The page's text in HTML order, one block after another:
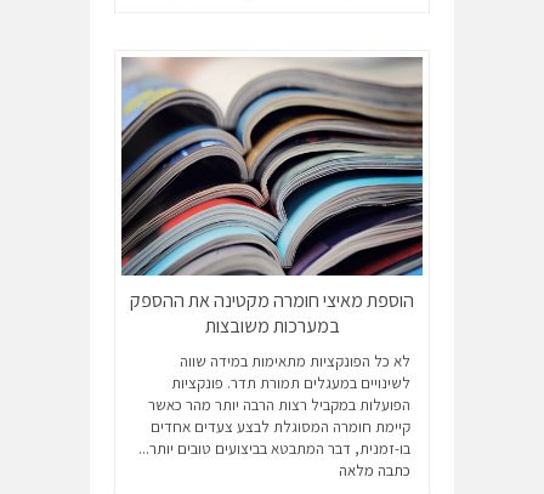
הוספת מאיצי חומרה מקטינה את ההספק
במערכות משובצות
לא כל הפונקציות מתאימות במידה שווה
לשינויים במעגלים תמורת תדר. פונקציות
הפועלות במקביל רצות הרבה יותר מהר כאשר
קיימת חומרה המסוגלת לבצע צעדים אחדים
בו-זמנית, דבר המתבטא בביצועים טובים יותר...
כתבה מלאה